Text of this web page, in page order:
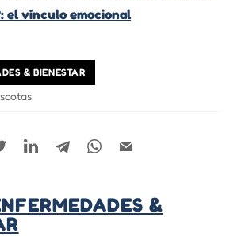
el vínculo emocional
& BIENESTAR
&